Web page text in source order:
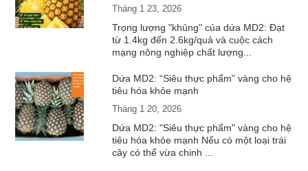
Tháng 1 23, 2026
Trọng lượng "khủng" của dứa MD2: Đạt
từ 1.4kg đến 2.6kg/quả và cuộc cách
mạng nông nghiệp chất lượng...
Dứa MD2: “Siêu thực phẩm” vàng cho hệ
tiêu hóa khỏe mạnh
Tháng 1 20, 2026
Dứa MD2: "Siêu thực phẩm" vàng cho hệ
tiêu hóa khỏe mạnh Nếu có một loại trái
cây có thể vừa chinh ...